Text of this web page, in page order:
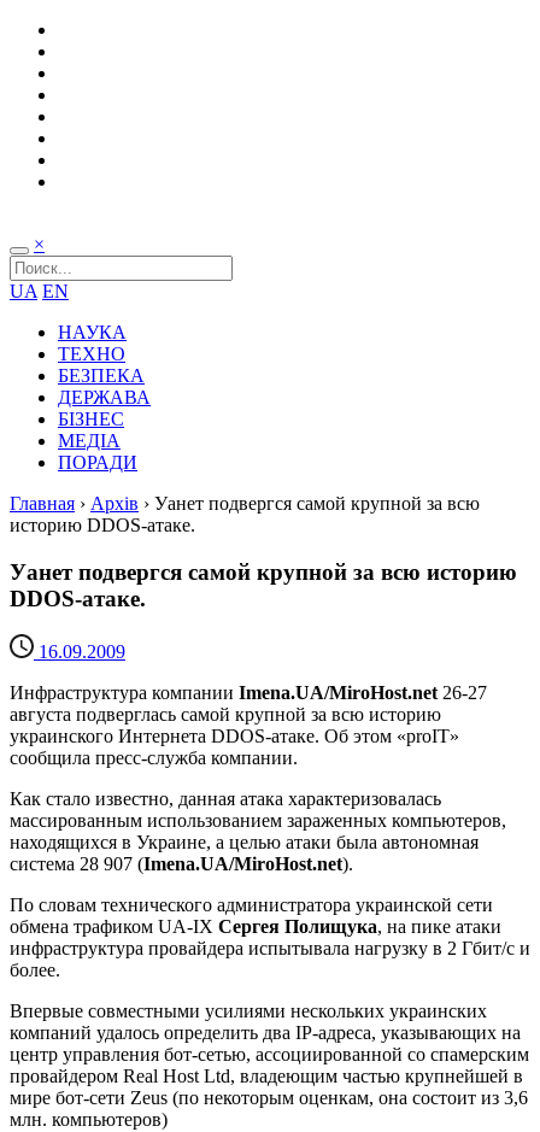
×
UA EN
НАУКА
ТЕХНО
БЕЗПЕКА
ДЕРЖАВА
БІЗНЕС
МЕДІА
ПОРАДИ
Главная › Архів › Уанет подвергся самой крупной за всю
историю DDOS-атаке.
Уанет подвергся самой крупной за всю историю
DDOS-атаке.
16.09.2009
Инфраструктура компании Imena.UA/MiroHost.net26-27
августа подверглась самой крупной за всю историю
украинского Интернета DDOS-атаке. Об этом «proIT»
сообщила пресс-служба компании.
Как стало известно, данная атака характеризовалась
массированным использованием зараженных компьютеров,
находящихся в Украине, а целью атаки была автономная
система 28 907 (Imena.UA/MiroHost.net).
По словам технического администратора украинской сети
обмена трафиком UA-IX Сергея Полищука, на пике атаки
инфраструктура провайдера испытывала нагрузку в 2 Гбит/с и
более.
Впервые совместными усилиями нескольких украинских
компаний удалось определить два IP-адреса, указывающих на
центр управления бот-сетью, ассоциированной со спамерским
провайдером Real Host Ltd, владеющим частью крупнейшей в
мире бот-сети Zeus (по некоторым оценкам, она состоит из 3,6
млн. компьютеров)